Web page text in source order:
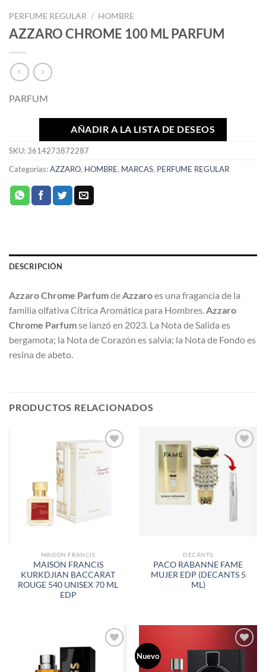
PERFUME REGULAR / HOMBRE
AZZARO CHROME 100 ML PARFUM
PARFUM
AÑADIR A LA LISTA DE DESEOS
SKU: 3614273872287
Categorías:AZZARO, HOMBRE, MARCAS, PERFUME REGULAR
DESCRIPCIÓN
Azzaro Chrome ParfumdeAzzaroes una fragancia de la
familia olfativa Cítrica Aromática para Hombres.Azzaro
Chrome Parfumse lanzó en 2023. La Nota de Salida es
bergamota; la Nota de Corazón es salvia; la Nota de Fondo es
resina de abeto.
PRODUCTOS RELACIONADOS
A LA
MAISON FRANCIS
MAISON FRANCIS
KURKDJIAN BACCARAT
ROUGE 540 UNISEX 70 ML
EDP
AÑADIR
A LA
DE
DESEOS
DECANTS
PACO RABANNE FAME
MUJER EDP (DECANTS 5
ML)
Nuevo
A LA